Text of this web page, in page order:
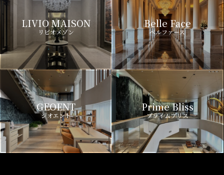
LIVIO MAISON
リビオメゾン
Belle Face
ベルファース
GEOENT
ジオエント
Prime Bliss
プライムブリス